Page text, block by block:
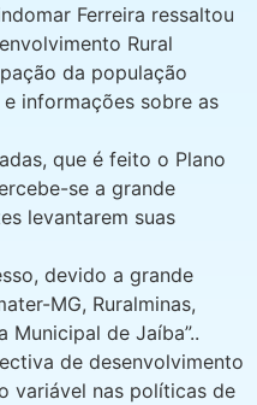
Ferreira ressaltou
Rural
da população
informações sobre as
que é feito o Plano
se a grande
levantarem suas
devido a grande
MG, Ruralminas,
Municipal de Jaíba”..
de desenvolvimento
variável nas políticas de